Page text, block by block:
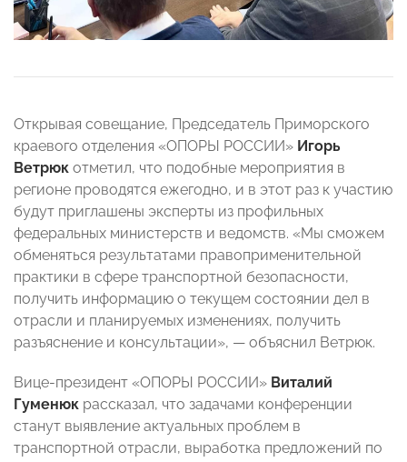
Открывая совещание, Председатель Приморского
краевого отделения «ОПОРЫ РОССИИ» Игорь
Ветрюк отметил, что подобные мероприятия в
регионе проводятся ежегодно, и в этот раз к участию
будут приглашены эксперты из профильных
федеральных министерств и ведомств. «Мы сможем
обменяться результатами правоприменительной
практики в сфере транспортной безопасности,
получить информацию о текущем состоянии дел в
отрасли и планируемых изменениях, получить
разъяснение и консультации», — объяснил Ветрюк.
Вице-президент «ОПОРЫ РОССИИ» Виталий
Гуменюк рассказал, что задачами конференции
станут выявление актуальных проблем в
транспортной отрасли, выработка предложений по